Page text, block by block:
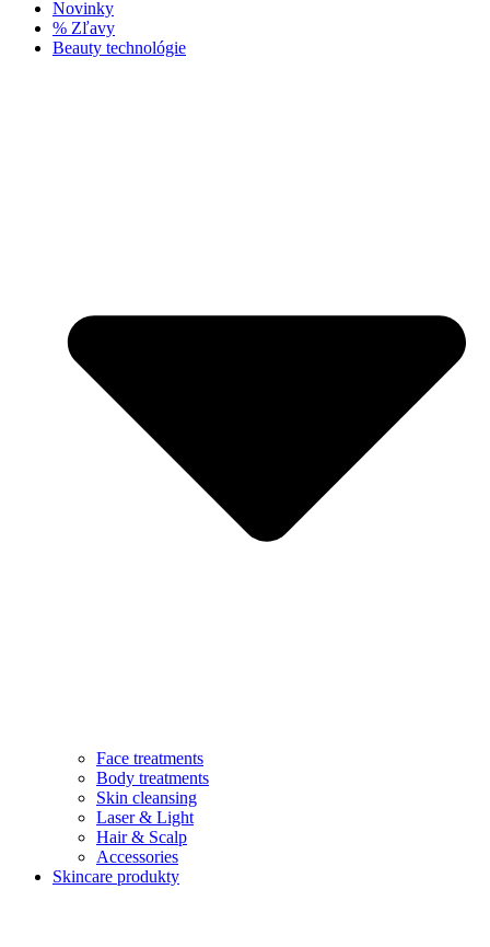
Novinky
% Zľavy
Beauty technológie
Face treatments
Body treatments
Skin cleansing
Laser & Light
Hair & Scalp
Accessories
Skincare produkty